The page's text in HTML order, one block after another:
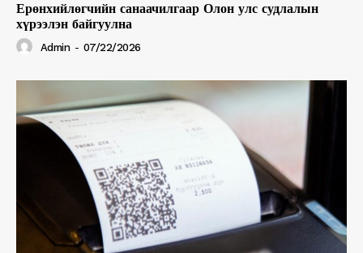
Ерөнхийлөгчийн санаачилгаар Олон улс судлалын
хүрээлэн байгуулна
Admin - 07/22/2026